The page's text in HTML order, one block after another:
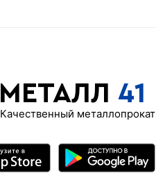
МЕТАЛЛ 41
Качественный металлопрокат